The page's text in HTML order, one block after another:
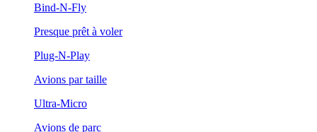
Bind-N-Fly
Presque prêt à voler
Plug-N-Play
Avions par taille
Ultra-Micro
Avions de parc